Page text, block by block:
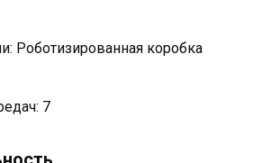
Роботизированная коробка
7